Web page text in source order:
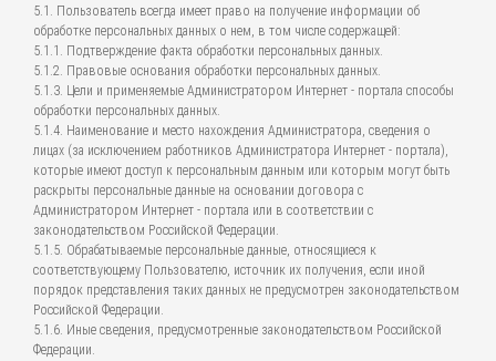
5.1. Пользователь всегда имеет право на получение информации об
обработке персональных данных о нем, в том числе содержащей:
5.1.1. Подтверждение факта обработки персональных данных.
5.1.2. Правовые основания обработки персональных данных.
5.1.3. Цели и применяемые Администратором Интернет - портала способы
обработки персональных данных.
5.1.4. Наименование и место нахождения Администратора, сведения о
лицах (за исключением работников Администратора Интернет - портала),
которые имеют доступ к персональным данным или которым могут быть
раскрыты персональные данные на основании договора с
Администратором Интернет - портала или в соответствии с
законодательством Российской Федерации.
5.1.5. Обрабатываемые персональные данные, относящиеся к
соответствующему Пользователю, источник их получения, если иной
порядок представления таких данных не предусмотрен законодательством
Российской Федерации.
5.1.6. Иные сведения, предусмотренные законодательством Российской
Федерации.